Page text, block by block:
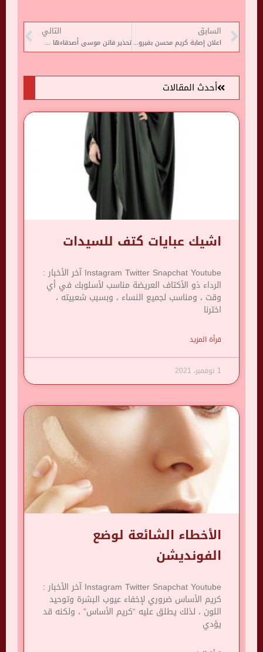
السابق
اعلان إصابة كريم محسن بفيروس كورونا
التالي
تحذير فاتن موسى أصدقاءها من التواصل على رقمها الخاص
أحدث المقالات
اشيك عبايات كتف للسيدات
Instagram Twitter Snapchat Youtube آخر الأخبار :
الرداء ذو ​​الأكتاف العريضة مناسب لأسلوبك في أي
وقت ، ومناسب لجميع النساء ، وبسبب شعبيته ،
اخترنا
قرأة المزيد
1 نوفمبر، 2021
الأخطاء الشائعة لوضع
الفونديشن
Instagram Twitter Snapchat Youtube آخر الأخبار :
كريم الأساس ضروري لإخفاء عيوب البشرة وتوحيد
اللون ، لذلك يطلق عليه “كريم الأساس” ، ولكنه قد
يؤدي